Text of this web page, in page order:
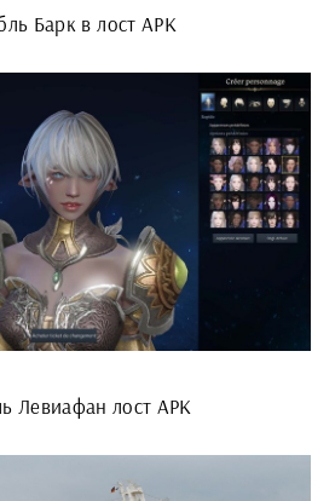
Барк в лост АРК
Левиафан лост АРК